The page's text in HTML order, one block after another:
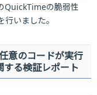
QuickTimeの脆弱性
いました。
意のコードが実行
する検証レポート